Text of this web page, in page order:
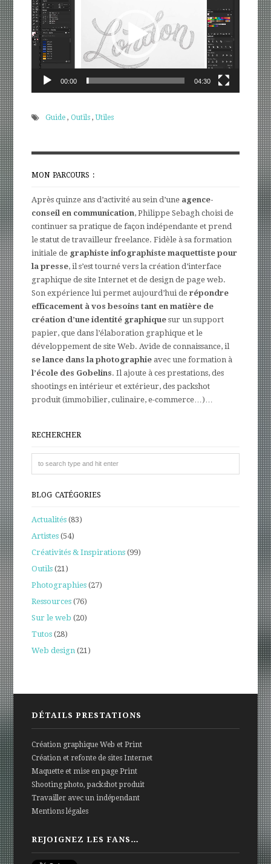
00:00 04:30
Guide ,Outils ,Utiles
MON PARCOURS :
Après quinze ans d’activité au sein d’une agence-
conseil en communication, Philippe Sebagh choisi de
continuer sa pratique de façon indépendante et prend
le statut de travailleur freelance. Fidèle à sa formation
initiale de graphiste infographiste maquettiste pour
la presse, il s’est tourné vers la création d’interface
graphique de site Internet et de design de page web.
Son expérience lui permet aujourd’hui derépondre
efficacement à vos besoins tant en matière de
création d’une identité graphique sur un support
papier, que dans l’élaboration graphique et le
développement de site Web. Avide de connaissance, il
se lance dans la photographie avec une formation à
l’école des Gobelins. Il ajoute à ces prestations, des
shootings en intérieur et extérieur, des packshot
produit (immobilier, culinaire, e-commerce…)…
RECHERCHER
BLOG CATÉGORIES
Actualités (83)
Artistes (54)
Créativités & Inspirations (99)
Outils (21)
Photographies (27)
Ressources (76)
Sur le web (20)
Tutos (28)
Web design (21)
DÉTAILS PRESTATIONS
Création graphique Web et Print
Création et refonte de sites Internet
Maquette et mise en page Print
Shooting photo, packshot produit
Travailler avec un indépendant
Mentions légales
REJOIGNEZ LES FANS…